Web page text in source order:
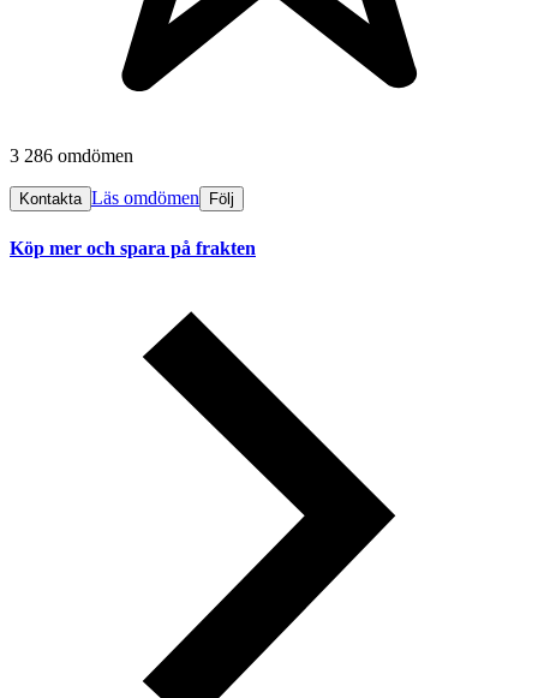
3 286 omdömen
Kontakta Läs omdömen Följ
Köp mer och spara på frakten